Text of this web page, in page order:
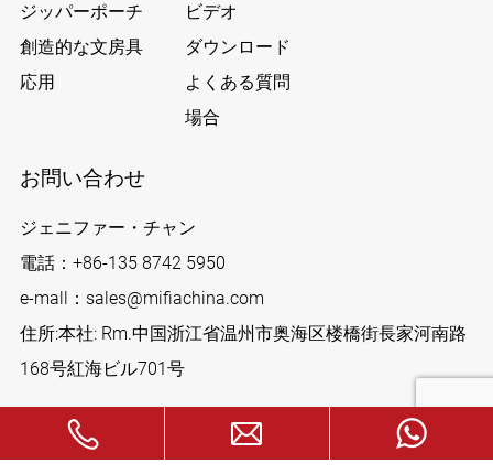
ジッパーポーチ
創造的な文房具
応用
ビデオ
ダウンロード
よくある質問
場合
お問い合わせ
ジェニファー・チャン
電話： +86-135 8742 5950
e-mall： sales@mifiachina.com
住所:本社: Rm.中国浙江省温州市奥海区楼橋街長家河南路
168号紅海ビル701号
私たちに従ってください